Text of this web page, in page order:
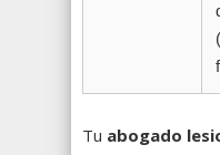
Tu abogado